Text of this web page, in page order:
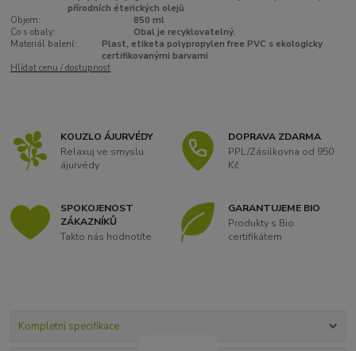
přírodních éterických olejů
Objem:
850 ml
Co s obaly:
Obal je recyklovatelný.
Materiál balení:
Plast, etiketa polypropylen free PVC s ekologicky
certifikovanými barvami
Hlídat cenu / dostupnost
KOUZLO ÁJURVÉDY
Relaxuj ve smyslu
ájurvédy
DOPRAVA ZDARMA
PPL/Zásilkovna od 950
Kč
SPOKOJENOST
ZÁKAZNÍKŮ
Takto nás hodnotíte
GARANTUJEME BIO
Produkty s Bio
certifikátem
Kompletní specifikace